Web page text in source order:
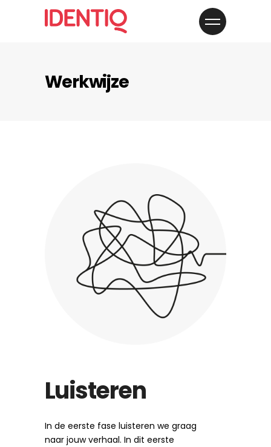
Werkwijze
Luisteren
In de eerste fase luisteren we graag
naar jouw verhaal. In dit eerste